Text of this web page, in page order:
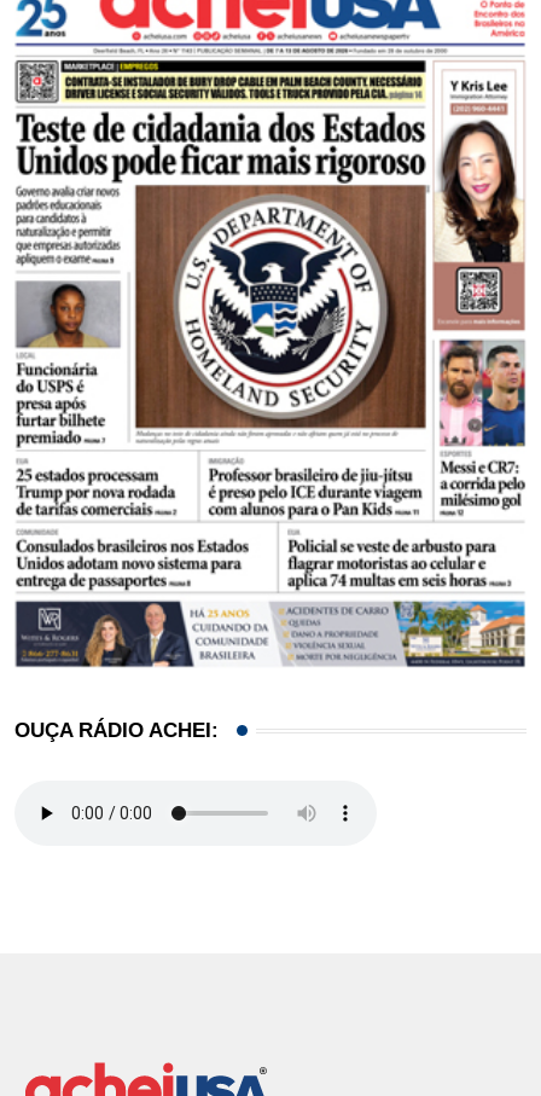
OUÇA RÁDIO ACHEI: